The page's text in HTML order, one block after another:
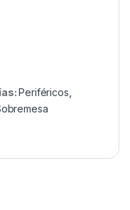
Periféricos